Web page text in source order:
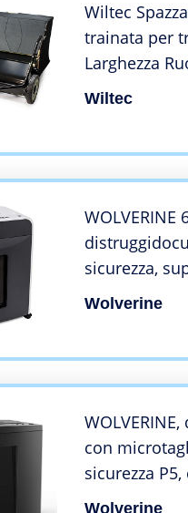
Wiltec
trainata per
Larghezza
266×60,3mm
Wiltec
WOLVERINE
sicurezza,
carta e carte
Wolverine
con
sicurezza
Wolverine